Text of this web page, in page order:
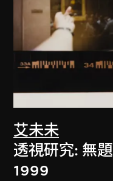
艾未未
透視研究: 無題
1999